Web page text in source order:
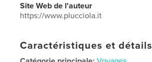
Site Web de l'auteur
https://www.plucciola.it
Caractéristiques et détails